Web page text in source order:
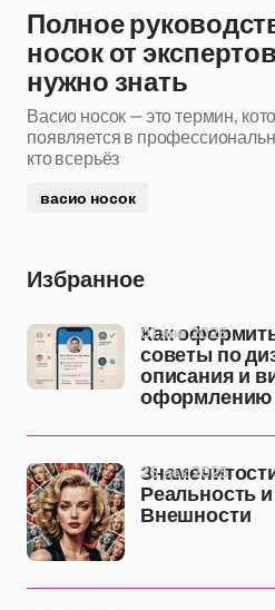
Полное
носок от
нужно знать
Васио носок — это термин,
появляется в
кто всерьёз
васио носок
Избранное
Как
советы по
описания и
оформлению
01 янв 2026
Реальность
Внешности
26 дек 2025